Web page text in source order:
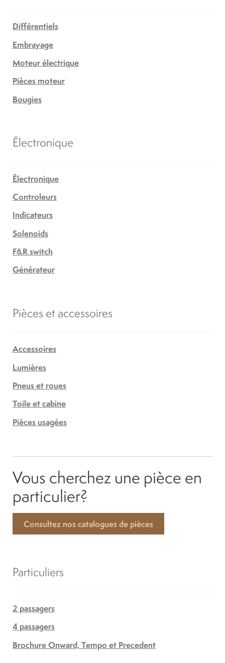
Différentiels
Embrayage
Moteur électrique
Pièces moteur
Bougies
Électronique
Électronique
Controleurs
Indicateurs
Solenoids
F&R switch
Générateur
Pièces et accessoires
Accessoires
Lumières
Pneus et roues
Toile et cabine
Pièces usagées
Vous cherchez une pièce en
particulier?
Consultez nos catalogues de pièces
Particuliers
2 passagers
4 passagers
Brochure Onward, Tempo et Precedent